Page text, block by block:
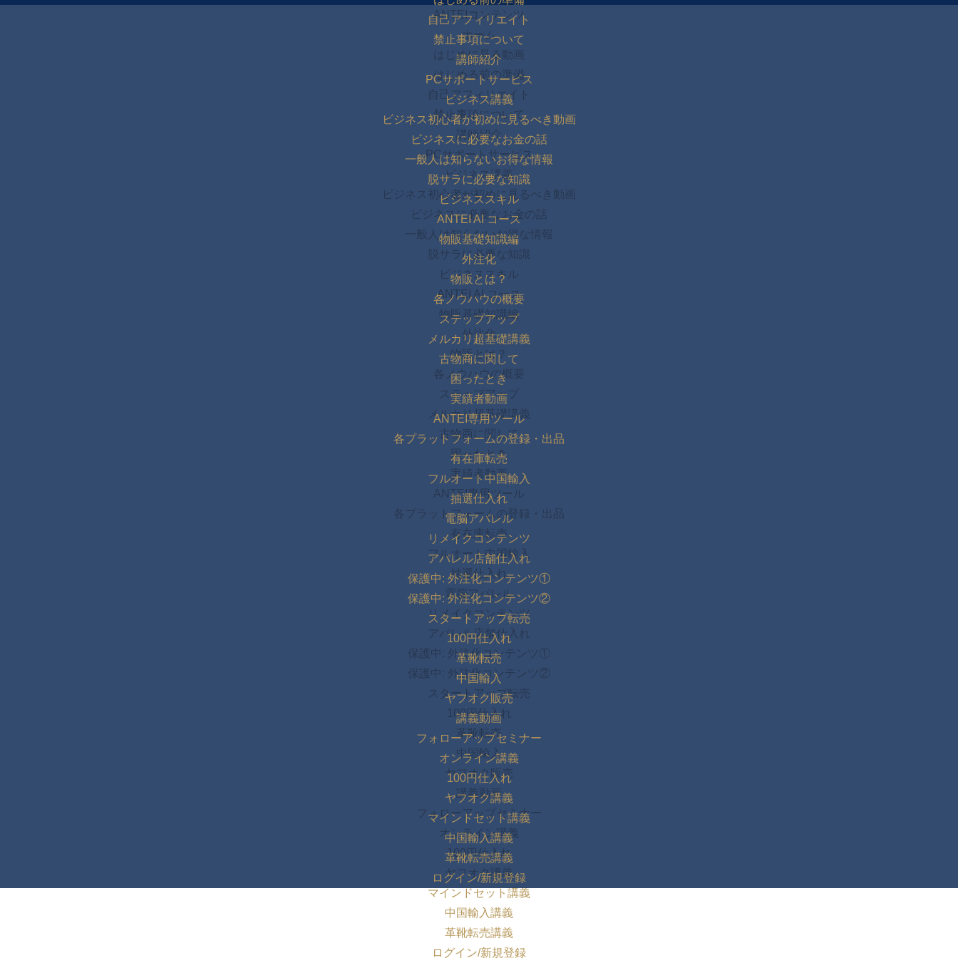
ANTEIコンテンツ
ホーム
はじめに見る動画
はじめる前の準備
自己アフィリエイト
禁止事項について
講師紹介
PCサポートサービス
ビジネス講義
ビジネス初心者が初めに見るべき動画
ビジネスに必要なお金の話
一般人は知らないお得な情報
脱サラに必要な知識
ビジネススキル
ANTEI AI コース
物販基礎知識編
外注化
物販とは？
各ノウハウの概要
ステップアップ
メルカリ超基礎講義
古物商に関して
困ったとき
実績者動画
ANTEI専用ツール
各プラットフォームの登録・出品
有在庫転売
フルオート中国輸入
抽選仕入れ
電脳アパレル
リメイクコンテンツ
アパレル店舗仕入れ
保護中: 外注化コンテンツ①
保護中: 外注化コンテンツ②
スタートアップ転売
100円仕入れ
革靴転売
中国輸入
ヤフオク販売
講義動画
フォローアップセミナー
オンライン講義
100円仕入れ
ヤフオク講義
マインドセット講義
中国輸入講義
革靴転売講義
ログイン/新規登録
自己アフィリエイト
禁止事項について
講師紹介
PCサポートサービス
ビジネス講義
ビジネス初心者が初めに見るべき動画
ビジネスに必要なお金の話
一般人は知らないお得な情報
脱サラに必要な知識
ビジネススキル
ANTEI AI コース
物販基礎知識編
外注化
物販とは？
各ノウハウの概要
ステップアップ
メルカリ超基礎講義
古物商に関して
困ったとき
実績者動画
ANTEI専用ツール
各プラットフォームの登録・出品
有在庫転売
フルオート中国輸入
抽選仕入れ
電脳アパレル
リメイクコンテンツ
アパレル店舗仕入れ
保護中: 外注化コンテンツ①
保護中: 外注化コンテンツ②
スタートアップ転売
100円仕入れ
革靴転売
中国輸入
ヤフオク販売
講義動画
フォローアップセミナー
オンライン講義
100円仕入れ
ヤフオク講義
マインドセット講義
中国輸入講義
革靴転売講義
ログイン/新規登録